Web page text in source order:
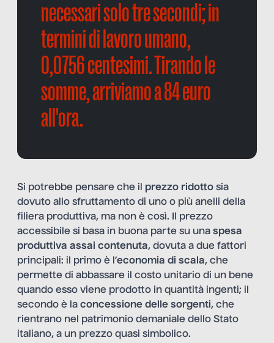
necessari solo tre secondi; in
termini di lavoro umano,
0,0756 centesimi. Tirando le
somme, arriviamo a 84 euro
all'ora.
Si potrebbe pensare che il prezzo ridotto sia
dovuto allo sfruttamento di uno o più anelli della
filiera produttiva, ma non è così. Il prezzo
accessibile si basa in buona parte su una spesa
produttiva assai contenuta, dovuta a due fattori
principali: il primo è l’economia di scala, che
permette di abbassare il costo unitario di un bene
quando esso viene prodotto in quantità ingenti; il
secondo è la concessione delle sorgenti, che
rientrano nel patrimonio demaniale dello Stato
italiano, a un prezzo quasi simbolico.